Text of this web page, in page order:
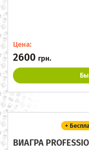
Цена:
2600 грн.
+
ВИАГРА